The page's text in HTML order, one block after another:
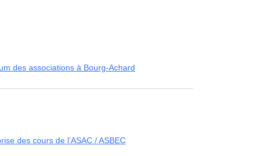
des associations à Bourg-Achard
des cours de l’ASAC / ASBEC